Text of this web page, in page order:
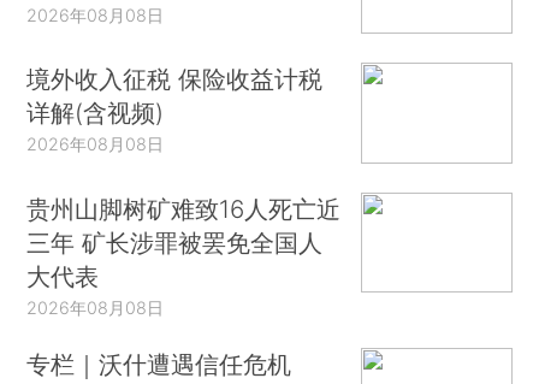
2026年08月08日
境外收入征税 保险收益计税
详解(含视频)
2026年08月08日
贵州山脚树矿难致16人死亡近
三年 矿长涉罪被罢免全国人
大代表
2026年08月08日
专栏｜沃什遭遇信任危机